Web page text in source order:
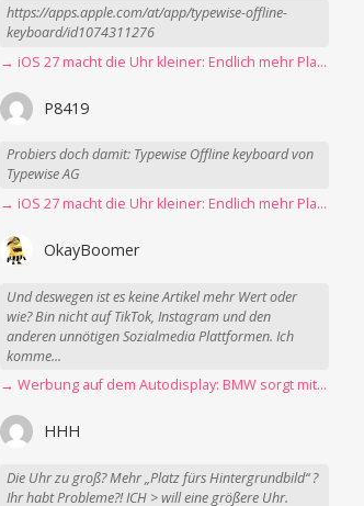
https://apps.apple.com/at/app/typewise-offline-
keyboard/id1074311276
→ iOS 27 macht die Uhr kleiner: Endlich mehr Platz fürs Hintergrundbild
P8419
Probiers doch damit: Typewise Offline keyboard von
Typewise AG
→ iOS 27 macht die Uhr kleiner: Endlich mehr Platz fürs Hintergrundbild
OkayBoomer
Und deswegen ist es keine Artikel mehr Wert oder
wie? Bin nicht auf TikTok, Instagram und den
anderen unnötigen Sozialmedia Plattformen. Ich
komme...
→ Werbung auf dem Autodisplay: BMW sorgt mit Spider-Man-Werbung für scharfe Kritik
HHH
Die Uhr zu groß? Mehr „Platz fürs Hintergrundbild“ ?
Ihr habt Probleme?! ICH > will eine größere Uhr.